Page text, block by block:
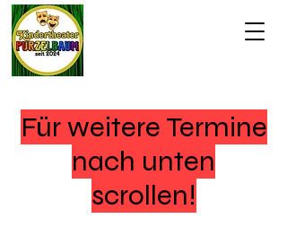
Für weitere Termine
nach unten
scrollen!